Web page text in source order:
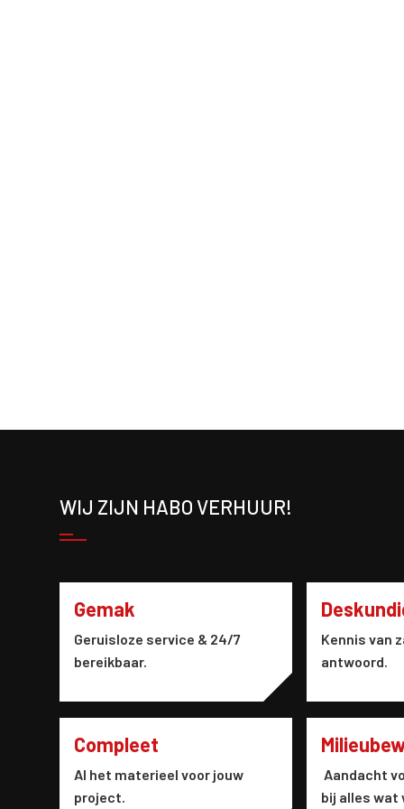
WIJ ZIJN HABO VERHUUR!
Gemak
Geruisloze service & 24/7
bereikbaar.
Kennis van
antwoord.
Compleet
Al het materieel voor jouw
project.
Aandacht
bij alles wat